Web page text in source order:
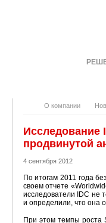
О компании
Исследование
продвинутой
4 сентября 2012
По итогам 2011 года
своем отчете
исследователи IDC не
и определили, что она
При этом темпы роста